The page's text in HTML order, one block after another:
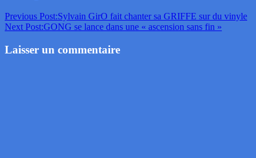
Previous Post:Sylvain GirO fait chanter sa GRIFFE sur du vinyle
Next Post:GONG se lance dans une « ascension sans fin »
Laisser un commentaire